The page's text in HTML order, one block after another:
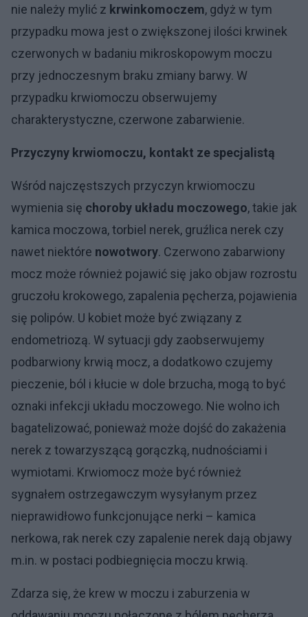
nie należy mylić z krwinkomoczem, gdyż w tym
przypadku mowa jest o zwiększonej ilości krwinek
czerwonych w badaniu mikroskopowym moczu
przy jednoczesnym braku zmiany barwy. W
przypadku krwiomoczu obserwujemy
charakterystyczne, czerwone zabarwienie.
Przyczyny krwiomoczu, kontakt ze specjalistą
Wśród najczęstszych przyczyn krwiomoczu
wymienia się choroby układu moczowego, takie jak
kamica moczowa, torbiel nerek, gruźlica nerek czy
nawet niektóre nowotwory. Czerwono zabarwiony
mocz może również pojawić się jako objaw rozrostu
gruczołu krokowego, zapalenia pęcherza, pojawienia
się polipów. U kobiet może być związany z
endometriozą. W sytuacji gdy zaobserwujemy
podbarwiony krwią mocz, a dodatkowo czujemy
pieczenie, ból i kłucie w dole brzucha, mogą to być
oznaki infekcji układu moczowego. Nie wolno ich
bagatelizować, ponieważ może dojść do zakażenia
nerek z towarzyszącą gorączką, nudnościami i
wymiotami. Krwiomocz może być również
sygnałem ostrzegawczym wysyłanym przez
nieprawidłowo funkcjonujące nerki – kamica
nerkowa, rak nerek czy zapalenie nerek dają objawy
m.in. w postaci podbiegnięcia moczu krwią.
Zdarza się, że krew w moczu i zaburzenia w